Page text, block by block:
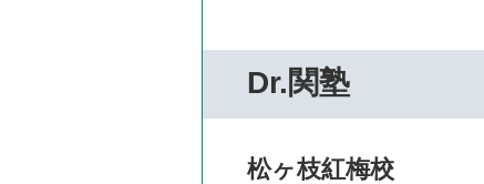
Dr.関塾
松ヶ枝紅梅校